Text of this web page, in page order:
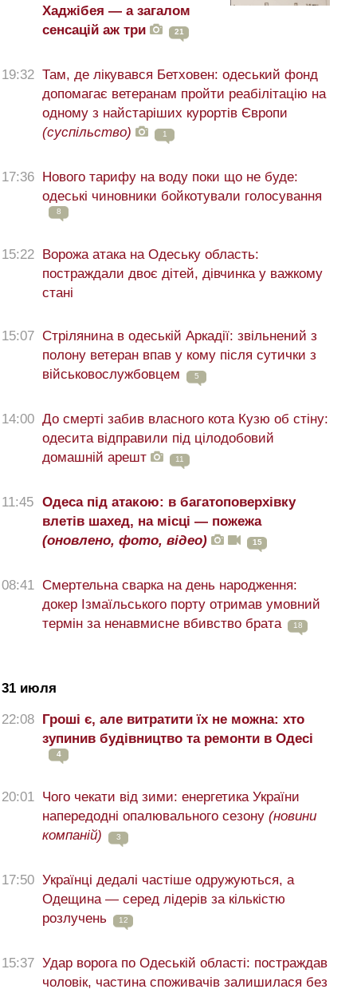
Хаджібея — а загалом
сенсацій аж три
21
19:32 Там, де лікувався Бетховен: одеський фонд
допомагає ветеранам пройти реабілітацію на
одному з найстаріших курортів Європи
(суспільство)
1
17:36 Нового тарифу на воду поки що не буде:
одеські чиновники бойкотували голосування
8
15:22 Ворожа атака на Одеську область:
постраждали двоє дітей, дівчинка у важкому
стані
15:07 Стрілянина в одеській Аркадії: звільнений з
полону ветеран впав у кому після сутички з
військовослужбовцем
5
14:00 До смерті забив власного кота Кузю об стіну:
одесита відправили під цілодобовий
домашній арешт
11
11:45 Одеса під атакою: в багатоповерхівку
влетів шахед, на місці — пожежа
(оновлено, фото, відео)
15
08:41 Смертельна сварка на день народження:
докер Ізмаїльського порту отримав умовний
термін за ненавмисне вбивство брата
18
31 июля
22:08 Гроші є, але витратити їх не можна: хто
зупинив будівництво та ремонти в Одесі
4
20:01
Чого чекати від зими: енергетика України
напередодні опалювального сезону (новини
компаній)
3
17:50 Українці дедалі частіше одружуються, а
Одещина — серед лідерів за кількістю
розлучень
12
15:37 Удар ворога по Одеській області: постраждав
чоловік, частина споживачів залишилася без